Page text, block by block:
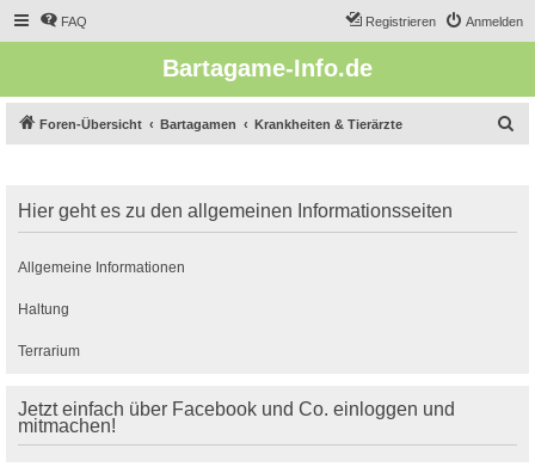
FAQ Anmelden
Registrieren
Bartagame-Info.de
Foren-Übersicht Bartagamen Krankheiten & Tierärzte
e
Hier geht es zu den allgemeinen Informationsseiten
Allgemeine Informationen
Haltung
Terrarium
Jetzt einfach über Facebook und Co. einloggen und
mitmachen!